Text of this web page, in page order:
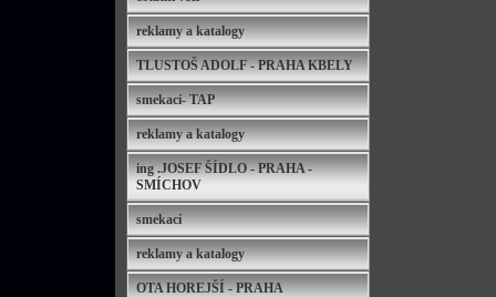
reklamy a katalogy
TLUSTOŠ ADOLF - PRAHA KBELY
smekací- TAP
reklamy a katalogy
ing .JOSEF ŠÍDLO - PRAHA -
SMÍCHOV
smekací
reklamy a katalogy
OTA HOREJŠÍ - PRAHA